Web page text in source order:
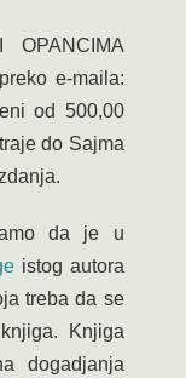
e-maila:
od 500,00
do Sajma
da je u
istog autora
treba da se
Knjiga
dogadjanja